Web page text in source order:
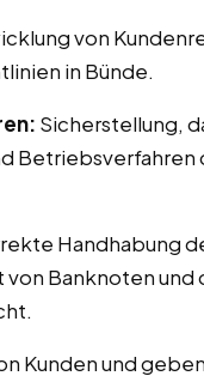
von
in Bünde.
Sicherstellung,
Betriebsverfahren
Handhabung
Banknoten und
Kunden und